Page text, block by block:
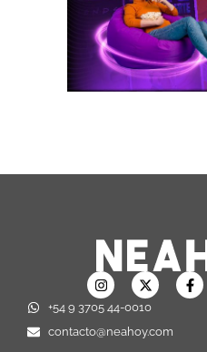
+54 9 3705 44-0010
contacto@neahoy.com